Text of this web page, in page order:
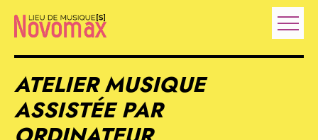
ATELIER MUSIQUE
ASSISTÉE PAR